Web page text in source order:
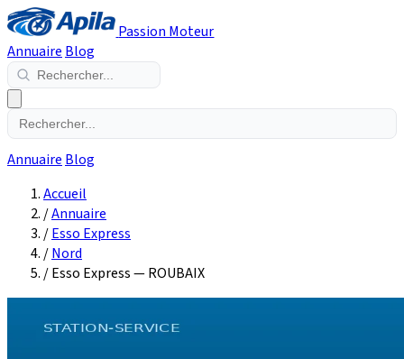
Passion Moteur
Annuaire Blog
Annuaire Blog
Accueil
/Annuaire
/Esso Express
/Nord
/Esso Express — ROUBAIX